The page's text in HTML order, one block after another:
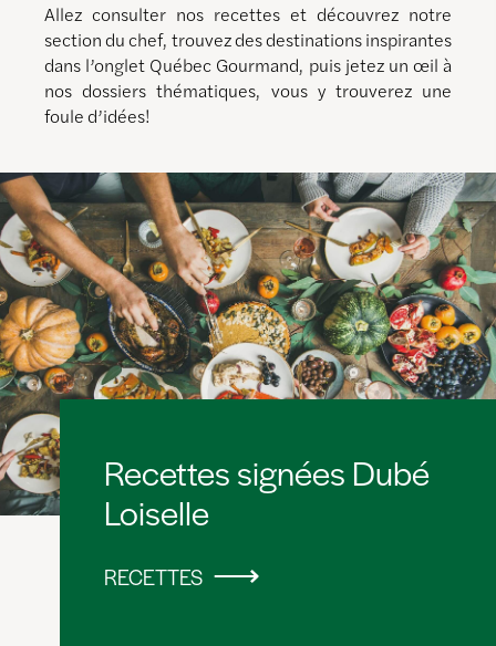
Allez consulter nos recettes et découvrez notre
section du chef, trouvez des destinations inspirantes
dans l’onglet Québec Gourmand, puis jetez un œil à
nos dossiers thématiques, vous y trouverez une
foule d’idées!
Recettes signées Dubé
Loiselle
RECETTES